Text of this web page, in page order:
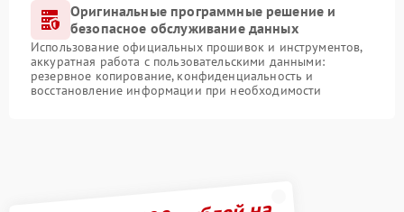
Оригинальные программные решение и
безопасное обслуживание данных
Использование официальных прошивок и инструментов,
аккуратная работа с пользовательскими данными:
резервное копирование, конфиденциальность и
восстановление информации при необходимости